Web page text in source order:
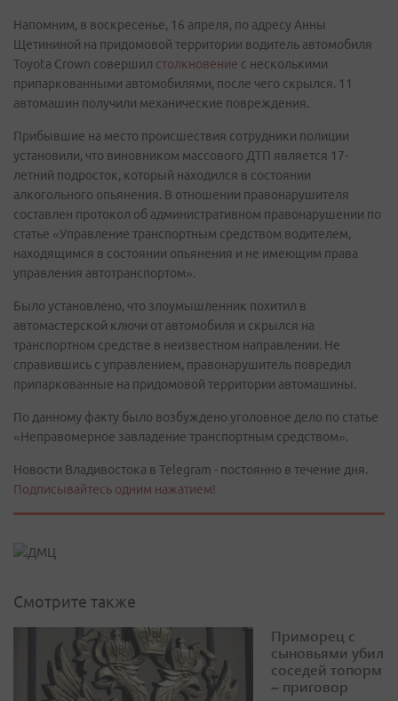
Напомним, в воскресенье, 16 апреля, по адресу Анны
Щетининой на придомовой территории водитель автомобиля
Toyota Crown совершил столкновение с несколькими
припаркованными автомобилями, после чего скрылся. 11
автомашин получили механические повреждения.
Прибывшие на место происшествия сотрудники полиции
установили, что виновником массового ДТП является 17-
летний подросток, который находился в состоянии
алкогольного опьянения. В отношении правонарушителя
составлен протокол об административном правонарушении по
статье «Управление транспортным средством водителем,
находящимся в состоянии опьянения и не имеющим права
управления автотранспортом».
Было установлено, что злоумышленник похитил в
автомастерской ключи от автомобиля и скрылся на
транспортном средстве в неизвестном направлении. Не
справившись с управлением, правонарушитель повредил
припаркованные на придомовой территории автомашины.
По данному факту было возбуждено уголовное дело по статье
«Неправомерное завладение транспортным средством».
Новости Владивостока в Telegram - постоянно в течение дня.
Подписывайтесь одним нажатием!
Смотрите также
Приморец с
сыновьями убил
соседей топорм
– приговор